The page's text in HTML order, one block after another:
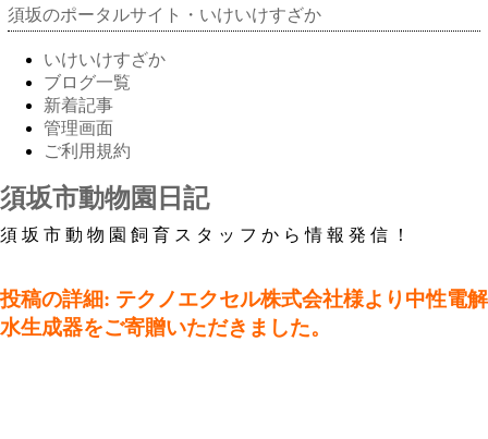
須坂のポータルサイト・いけいけすざか
いけいけすざか
ブログ一覧
新着記事
管理画面
ご利用規約
須坂市動物園日記
須坂市動物園飼育スタッフから情報発信！
投稿の詳細: テクノエクセル株式会社様より中性電解
水生成器をご寄贈いただきました。